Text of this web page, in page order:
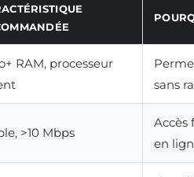
RAM, processeur
sans
>10 Mbps
Accès
en